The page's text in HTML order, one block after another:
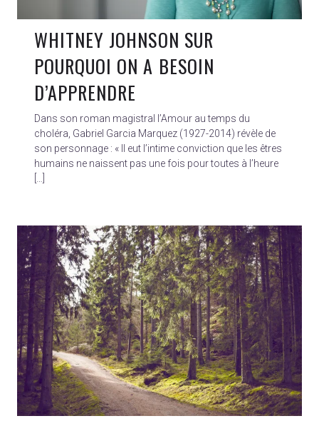
WHITNEY JOHNSON SUR
POURQUOI ON A BESOIN
D’APPRENDRE
Dans son roman magistral l’Amour au temps du
choléra, Gabriel Garcia Marquez (1927-2014) révèle de
son personnage : « Il eut l’intime conviction que les êtres
humains ne naissent pas une fois pour toutes à l’heure